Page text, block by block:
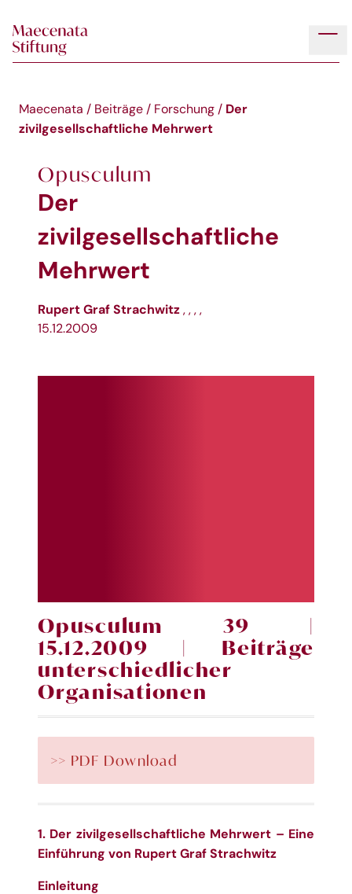
Maecenata / Beiträge / Forschung / Der
zivilgesellschaftliche Mehrwert
Opusculum
Der
zivilgesellschaftliche
Mehrwert
Rupert Graf Strachwitz , , , ,
15.12.2009
Opusculum 39 |
15.12.2009 | Beiträge
unterschiedlicher
Organisationen
>> PDF Download
1. Der zivilgesellschaftliche Mehrwert – Eine
Einführung von Rupert Graf Strachwitz
Einleitung